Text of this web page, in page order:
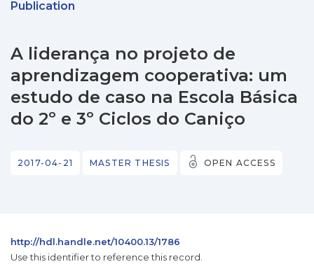
Statistics
Publication
A liderança no projeto de
aprendizagem cooperativa: um
estudo de caso na Escola Básica
do 2º e 3º Ciclos do Caniço
2017-04-21 MASTER THESIS OPEN ACCESS
http://hdl.handle.net/10400.13/1786
Use this identifier to reference this record.